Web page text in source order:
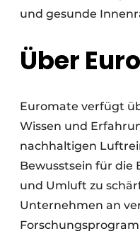
und gesunde
Über
Euromate verfügt
Wissen und
nachhaltigen
Bewusstsein für
und Umluft zu
Unternehmen an